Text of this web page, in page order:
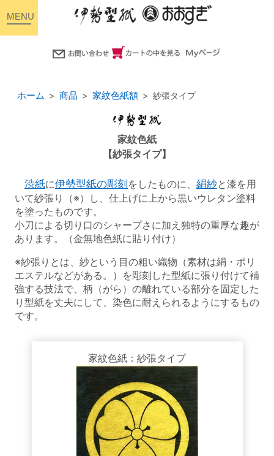
ホーム 商品 家紋色紙額 紗張タイプ
家紋色紙
【紗張タイプ】
渋紙に伊勢型紙の彫刻 をしたものに、 絹紗と漆を用
いて紗張り（※）し、仕上げに上から黒いウレタン塗料
を塗ったものです。
小刀による切り口のシャープさに加え独特の重厚な趣が
あります。（金無地色紙に貼り付け）
※紗張りとは、紗という目の粗い織物（素材は絹・ポリ
エステルなどがある。）を彫刻した型紙に張り付けて補
強する技法で、柄（がら）の離れている部分を固定した
り型紙を丈夫にして、染色に耐えられるようにするもの
です。
家紋色紙：紗張タイプ
toggle
navigation